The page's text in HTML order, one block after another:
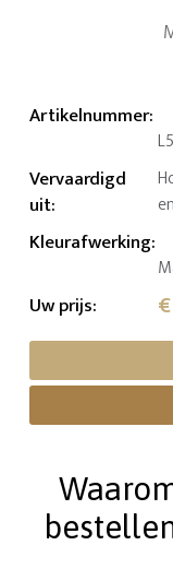
Artikelnummer:
Vervaardigd
uit:
Kleurafwerking:
Uw prijs: